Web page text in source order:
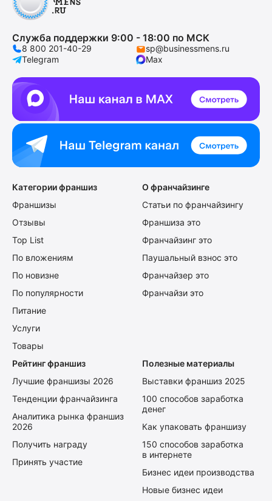
Служба поддержки 9:00 - 18:00 по МСК
8 800 201-40-29
sp@businessmens.ru
Telegram
Max
Категории франшиз
Франшизы
Отзывы
Top List
По вложениям
По новизне
По популярности
Питание
Услуги
Товары
О франчайзинге
Статьи по франчайзингу
Франшиза это
Франчайзинг это
Паушальный взнос это
Франчайзер это
Франчайзи это
Рейтинг франшиз
Лучшие франшизы 2026
Тенденции франчайзинга
Аналитика рынка франшиз
2026
Получить награду
Принять участие
Полезные материалы
Выставки франшиз 2025
100 способов заработка
денег
Как упаковать франшизу
150 способов заработка
в интернете
Бизнес идеи производства
Новые бизнес идеи